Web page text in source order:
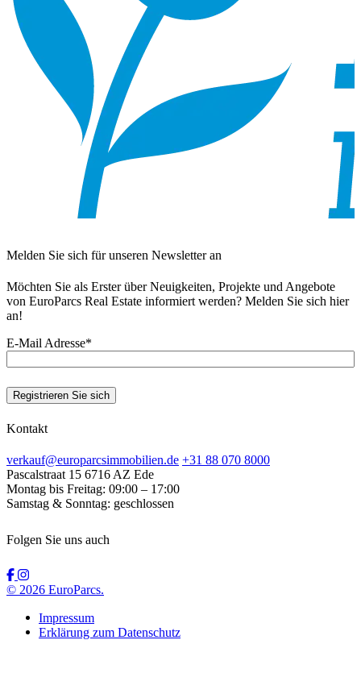
Melden Sie sich für unseren Newsletter an
Möchten Sie als Erster über Neuigkeiten, Projekte und Angebote
von EuroParcs Real Estate informiert werden? Melden Sie sich hier
an!
E-Mail Adresse*
Registrieren Sie sich
Kontakt
verkauf@europarcsimmobilien.de +31 88 070 8000
Pascalstraat 15 6716 AZ Ede
Montag bis Freitag: 09:00 – 17:00
Samstag & Sonntag: geschlossen
Folgen Sie uns auch
© 2026 EuroParcs.
Impressum
Erklärung zum Datenschutz